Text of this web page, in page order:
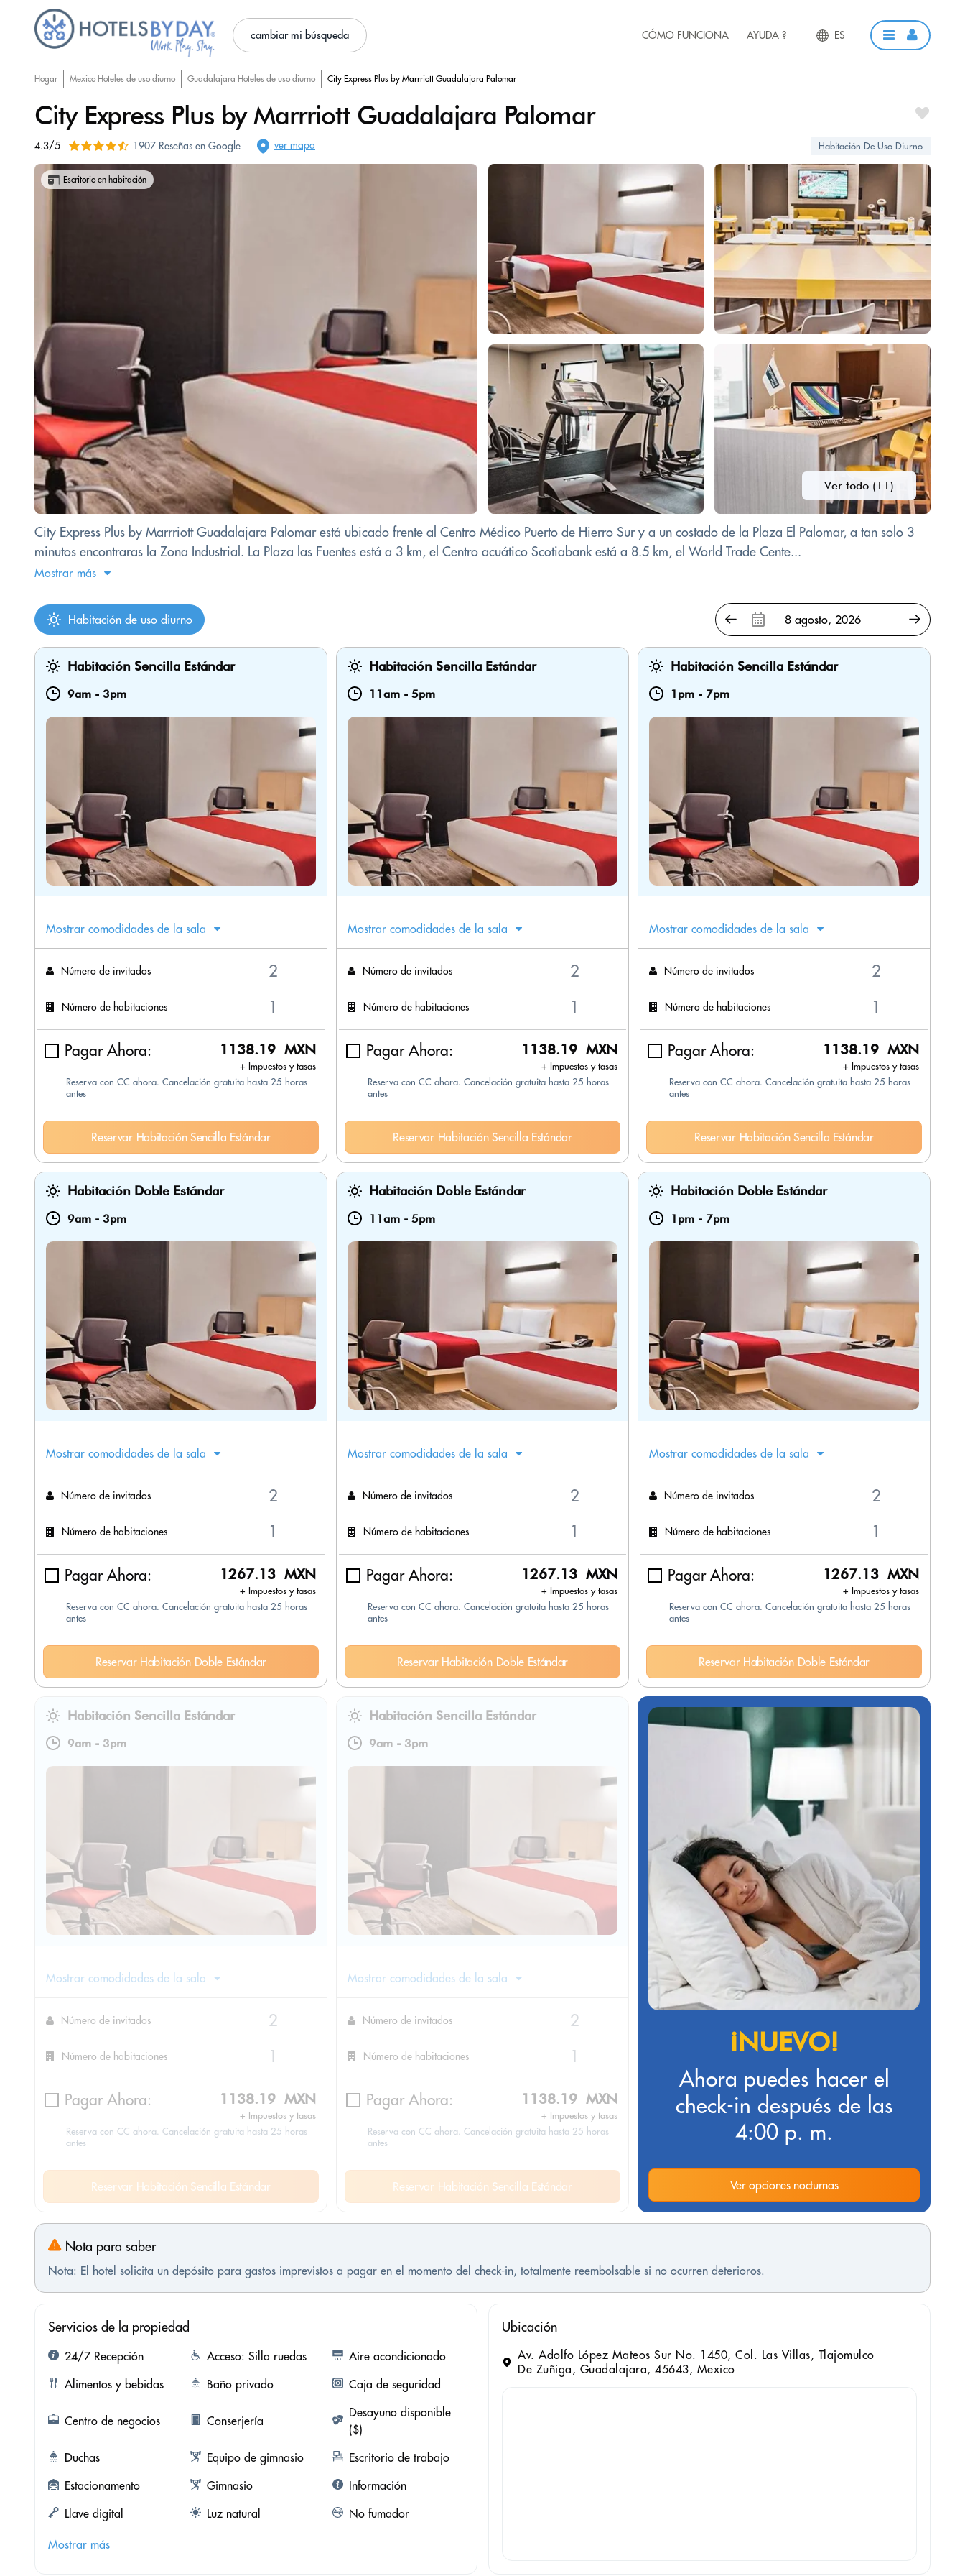
cambiar mi búsqueda CÓMO FUNCIONA AYUDA ? ES
Hogar Mexico Hoteles de uso diurno Guadalajara Hoteles de uso diurno City Express Plus by Marrriott Guadalajara Palomar
City Express Plus by Marrriott Guadalajara Palomar
4.3/5 1907 Reseñas en Google ver mapa Habitación De Uso Diurno
Ver todo (11)
Escritorio en habitación
City Express Plus by Marrriott Guadalajara Palomar está ubicado frente al Centro Médico Puerto de Hierro Sur y a un costado de la Plaza El Palomar, a tan solo 3
minutos encontraras la Zona Industrial. La Plaza las Fuentes está a 3 km, el Centro acuático Scotiabank está a 8.5 km, el World Trade Cente...
Mostrar más
Habitación de uso diurno
Habitación Sencilla Estándar
9am - 3pm
Mostrar comodidades de la sala
Número de invitados
Número de habitaciones
Pagar Ahora: 1138.19 MXN
+ Impuestos y tasas
Reserva con CC ahora. Cancelación gratuita hasta 25 horas
antes
Reservar Habitación Sencilla Estándar
Habitación Sencilla Estándar
11am - 5pm
Mostrar comodidades de la sala
Número de invitados
Número de habitaciones
Pagar Ahora: 1138.19 MXN
+ Impuestos y tasas
Reserva con CC ahora. Cancelación gratuita hasta 25 horas
antes
Reservar Habitación Sencilla Estándar
Habitación Sencilla Estándar
1pm - 7pm
Mostrar comodidades de la sala
Número de invitados
Número de habitaciones
Pagar Ahora: 1138.19 MXN
+ Impuestos y tasas
Reserva con CC ahora. Cancelación gratuita hasta 25 horas
antes
Reservar Habitación Sencilla Estándar
Habitación Doble Estándar
9am - 3pm
Mostrar comodidades de la sala
Número de invitados
Número de habitaciones
Pagar Ahora: 1267.13 MXN
+ Impuestos y tasas
Reserva con CC ahora. Cancelación gratuita hasta 25 horas
antes
Reservar Habitación Doble Estándar
Habitación Doble Estándar
11am - 5pm
Mostrar comodidades de la sala
Número de invitados
Número de habitaciones
Pagar Ahora: 1267.13 MXN
+ Impuestos y tasas
Reserva con CC ahora. Cancelación gratuita hasta 25 horas
antes
Reservar Habitación Doble Estándar
Habitación Doble Estándar
1pm - 7pm
Mostrar comodidades de la sala
Número de invitados
Número de habitaciones
Pagar Ahora: 1267.13 MXN
+ Impuestos y tasas
Reserva con CC ahora. Cancelación gratuita hasta 25 horas
antes
Reservar Habitación Doble Estándar
Habitación Sencilla Estándar
9am - 3pm
Mostrar comodidades de la sala
Número de invitados
Número de habitaciones
Pagar Ahora: 1138.19 MXN
+ Impuestos y tasas
Reserva con CC ahora. Cancelación gratuita hasta 25 horas
antes
Reservar Habitación Sencilla Estándar
Habitación Sencilla Estándar
9am - 3pm
Mostrar comodidades de la sala
Número de invitados
Número de habitaciones
Pagar Ahora: 1138.19 MXN
+ Impuestos y tasas
Reserva con CC ahora. Cancelación gratuita hasta 25 horas
antes
Reservar Habitación Sencilla Estándar
¡NUEVO!
Ahora puedes hacer el
check-in después de las
4:00 p. m.
Ver opciones nocturnas
Nota para saber
Nota: El hotel solicita un depósito para gastos imprevistos a pagar en el momento del check-in, totalmente reembolsable si no ocurren deterioros.
Servicios de la propiedad
24/7 Recepción Acceso: Silla ruedas
Aire acondicionado
Alimentos y bebidas
Baño privado Caja de seguridad
Centro de negocios Conserjería
Desayuno disponible
($)
Duchas
Equipo de gimnasio
Escritorio de trabajo
Estacionamento
Gimnasio
Información
Llave digital
Luz natural No fumador
Mostrar más
Ubicación
Av. Adolfo López Mateos Sur No. 1450, Col. Las Villas, Tlajomulco
De Zuñiga, Guadalajara, 45643, Mexico